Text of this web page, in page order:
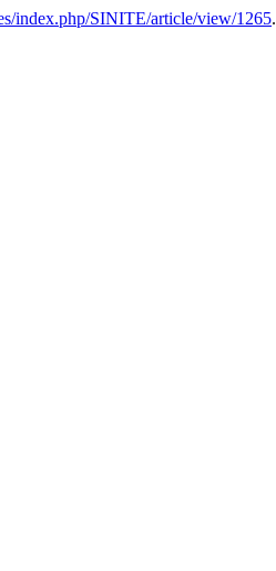
index.php/SINITE/article/view/1265.